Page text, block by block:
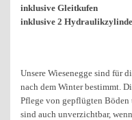
inklusive Gleitkufen
inklusive 2
Unsere Wiesenegge sind für
nach dem Winter bestimmt.
Pflege von gepflügten
sind auch unverzichtbar,